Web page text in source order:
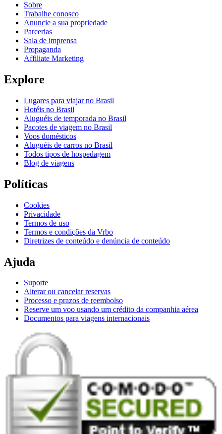
Sobre
Trabalhe conosco
Anuncie a sua propriedade
Parcerias
Sala de imprensa
Propaganda
Affiliate Marketing
Explore
Lugares para viajar no Brasil
Hotéis no Brasil
Aluguéis de temporada no Brasil
Pacotes de viagem no Brasil
Voos domésticos
Aluguéis de carros no Brasil
Todos tipos de hospedagem
Blog de viagens
Políticas
Cookies
Privacidade
Termos de uso
Termos e condições da Vrbo
Diretrizes de conteúdo e denúncia de conteúdo
Ajuda
Suporte
Alterar ou cancelar reservas
Processo e prazos de reembolso
Reserve um voo usando um crédito da companhia aérea
Documentos para viagens internacionais